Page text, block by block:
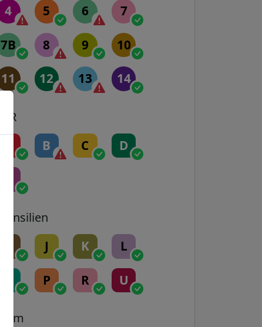
4 5 6 7
7B 8 9 10
11 12 13 14
RER
B C D
Transilien
J K L
P R U
Tram